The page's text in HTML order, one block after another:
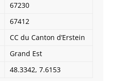
67230
67412
CC du Canton d’Erstein
Grand Est
48.3342, 7.6153